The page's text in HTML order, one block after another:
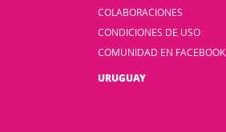
COLABORACIONES
CONDICIONES DE USO
COMUNIDAD EN FACEBOOK
URUGUAY